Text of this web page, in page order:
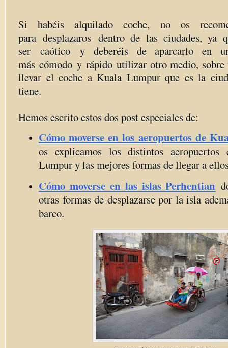
Si habéis alquilado coche, no os
para desplazaros dentro de las ciudades, ya
ser caótico y deberéis de aparcarlo en
más cómodo y rápido utilizar otro medio, sobre
llevar el coche a Kuala Lumpur que es la
tiene.
Hemos escrito estos dos post especiales de:
Cómo moverse en los aeropuertos de
os explicamos los distintos
Lumpur y las mejores formas de llegar a
Cómo moverse en las islas Perhentian
otras formas de desplazarse por la isla
barco.